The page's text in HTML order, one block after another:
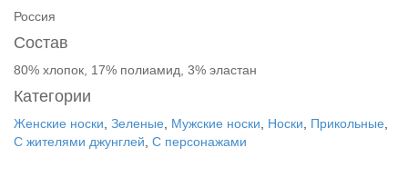
Россия
Состав
80% хлопок, 17% полиамид, 3% эластан
Категории
Женские носки Зеленые Мужские носки Носки Прикольные
С жителями джунглей С персонажами